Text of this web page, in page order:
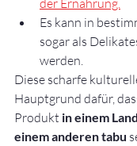
der Ernährung.
Es kann in
sogar als
werden.
Diese scharfe
Hauptgrund dafür,
Produkt in einem
einem anderen tabu